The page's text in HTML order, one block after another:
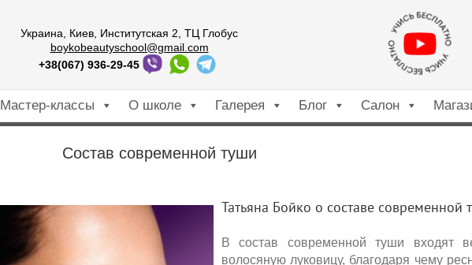
Украина, Киев, Институтская 2, ТЦ Глобус
boykobeautyschool@gmail.com
+38(067) 936-29-45
Мастер-классы О школе Галерея Блог Салон
Состав современной туши
Татьяна Бойко о составе современной
В состав современной туши входят
волосяную луковицу, благодаря чему